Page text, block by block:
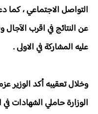
التواصل الاجتماعي ، كما
عن النتائج في اقرب
عليه المشاركة في الاولى .
وخلال تعقيبه أكد الوزير
الوزارة حاملي الشهادات في